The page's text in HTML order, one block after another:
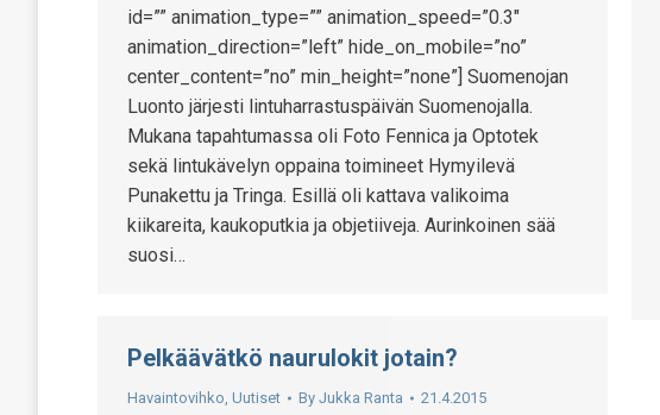
id=”” animation_type=”” animation_speed=”0.3″
animation_direction=”left” hide_on_mobile=”no”
center_content=”no” min_height=”none”] Suomenojan
Luonto järjesti lintuharrastuspäivän Suomenojalla.
Mukana tapahtumassa oli Foto Fennica ja Optotek
sekä lintukävelyn oppaina toimineet Hymyilevä
Punakettu ja Tringa. Esillä oli kattava valikoima
kiikareita, kaukoputkia ja objetiiveja. Aurinkoinen sää
suosi…
Pelkäävätkö naurulokit jotain?
Havaintovihko, Uutiset By Jukka Ranta 21.4.2015